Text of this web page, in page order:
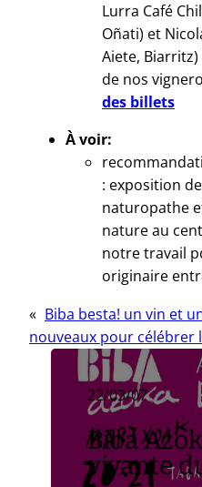
Lurra Café
Oñati) et
Aiete,
de nos
des billets
À voir:
: exposition
naturopathe
nature au
notre travail
originaire
« Biba besta! un vin et
nouveaux pour célébrer
22/03/07
Biba
vivante